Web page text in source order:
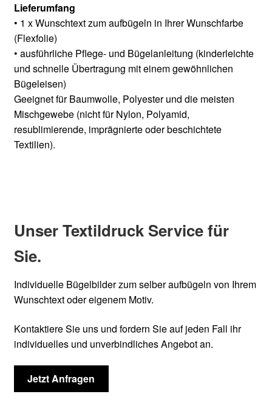
Lieferumfang
• 1 x Wunschtext zum aufbügeln in Ihrer Wunschfarbe
(Flexfolie)
• ausführliche Pflege- und Bügelanleitung (kinderleichte
und schnelle Übertragung mit einem gewöhnlichen
Bügeleisen)
Geeignet für Baumwolle, Polyester und die meisten
Mischgewebe (nicht für Nylon, Polyamid,
resublimierende, imprägnierte oder beschichtete
Textilien).
Unser Textildruck Service für
Sie.
Individuelle Bügelbilder zum selber aufbügeln von Ihrem
Wunschtext oder eigenem Motiv.
Kontaktiere Sie uns und fordern Sie auf jeden Fall ihr
individuelles und unverbindliches Angebot an.
Jetzt Anfragen